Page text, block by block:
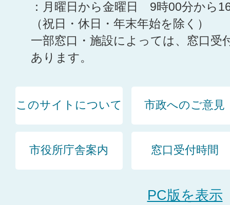
：月曜日から金曜日 9時00分から
（祝日・休日・年末年始を除く）
一部窓口・施設によっては、窓口受
あります。
このサイトについて 市政へのご意見
市役所庁舎案内 窓口受付時間
PC版を表示